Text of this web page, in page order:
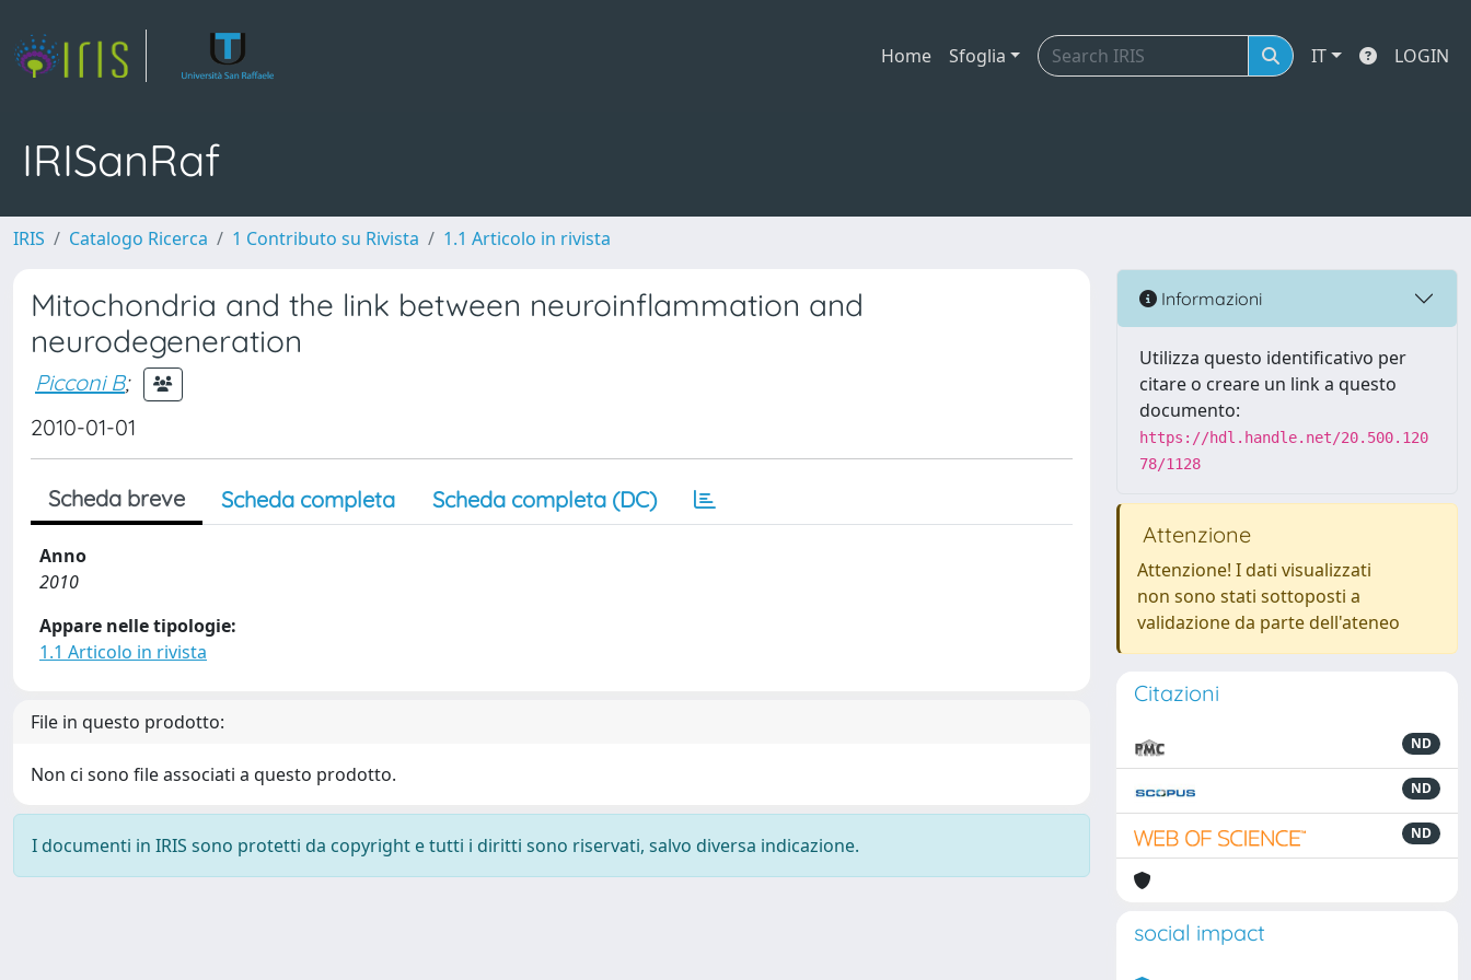
Home Sfoglia IT LOGIN
IRISanRaf
IRIS Catalogo Ricerca 1 Contributo su Rivista 1.1 Articolo in rivista
Mitochondria and the link between neuroinflammation and
neurodegeneration
Picconi B;
2010-01-01
Scheda breve Scheda completa Scheda completa (DC)
Anno
2010
Appare nelle tipologie:
1.1 Articolo in rivista
File in questo prodotto:
Non ci sono file associati a questo prodotto.
I documenti in IRIS sono protetti da copyright e tutti i diritti sono riservati, salvo diversa indicazione.
Informazioni
Utilizza questo identificativo per
citare o creare un link a questo
documento:
https://hdl.handle.net/20.500.120
78/1128
Attenzione
Attenzione! I dati visualizzati
non sono stati sottoposti a
validazione da parte dell'ateneo
Citazioni
ND
ND
ND
social impact